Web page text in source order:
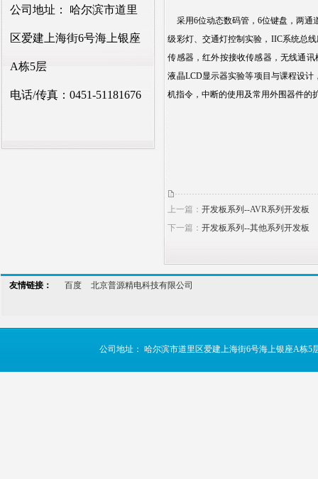
公司地址： 哈尔滨市道里
区爱建上海街6号海上银座
A栋5层
电话/传真：0451-51181676
采用6位动态数码管，6位键盘，两通
级彩灯、交通灯控制实验，IIC系统总
传感器，红外按接收传感器，无线通讯
液晶LCD显示器实验等项目与课程设
机指令，中断的使用及常用外围器件的
上一篇：开发板系列--AVR系列开发板
下一篇：开发板系列--其他系列开发板
友情链接： 百度 北京普源精电科技有限公司
公司地址： 哈尔滨市道里区爱建上海街6号海上银座A